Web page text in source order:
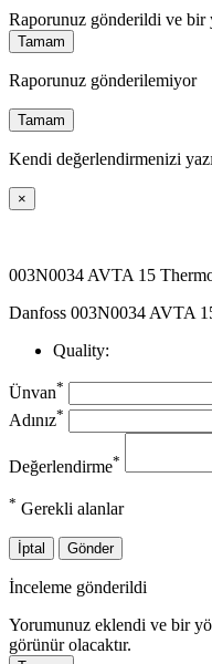
Raporunuz gönderildi ve bir
Tamam
Raporunuz gönderilemiyor
Tamam
Kendi değerlendirmenizi
×
003N0034 AVTA 15
Danfoss 003N0034 AVTA
Quality:
Ünvan*
Adınız*
Değerlendirme*
* Gerekli alanlar
İptal Gönder
İnceleme gönderildi
Yorumunuz eklendi ve bir
görünür olacaktır.